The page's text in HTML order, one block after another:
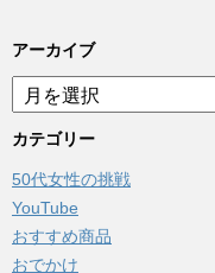
アーカイブ
ア
ー
カ
ブ
カテゴリー
50代女性の挑戦
YouTube
おすすめ商品
おでかけ